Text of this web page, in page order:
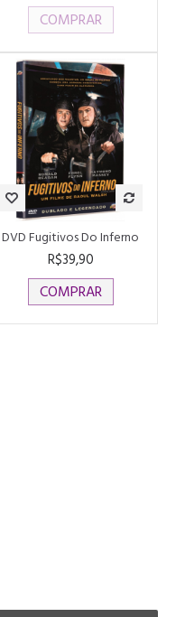
COMPRAR
DVD Fugitivos Do Inferno
R$39,90
COMPRAR